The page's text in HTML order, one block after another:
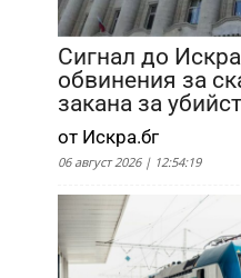
Сигнал до
обвинения за
закана за
от Искра.бг
06 август 2026 | 12:54:19